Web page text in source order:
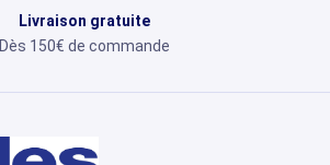
Livraison gratuite
Dès 150€ de commande